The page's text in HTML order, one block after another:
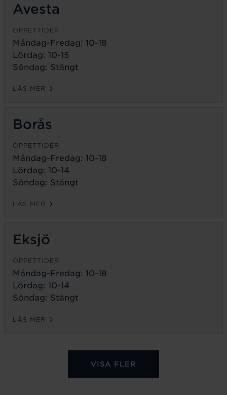
Avesta
ÖPPETTIDER
Måndag-Fredag: 10-18
Lördag: 10-15
Söndag: Stängt
LÄS MER
Borås
ÖPPETTIDER
Måndag-Fredag: 10-18
Lördag: 10-14
Söndag: Stängt
LÄS MER
Eksjö
ÖPPETTIDER
Måndag-Fredag: 10-18
Lördag: 10-14
Söndag: Stängt
LÄS MER
VISA FLER